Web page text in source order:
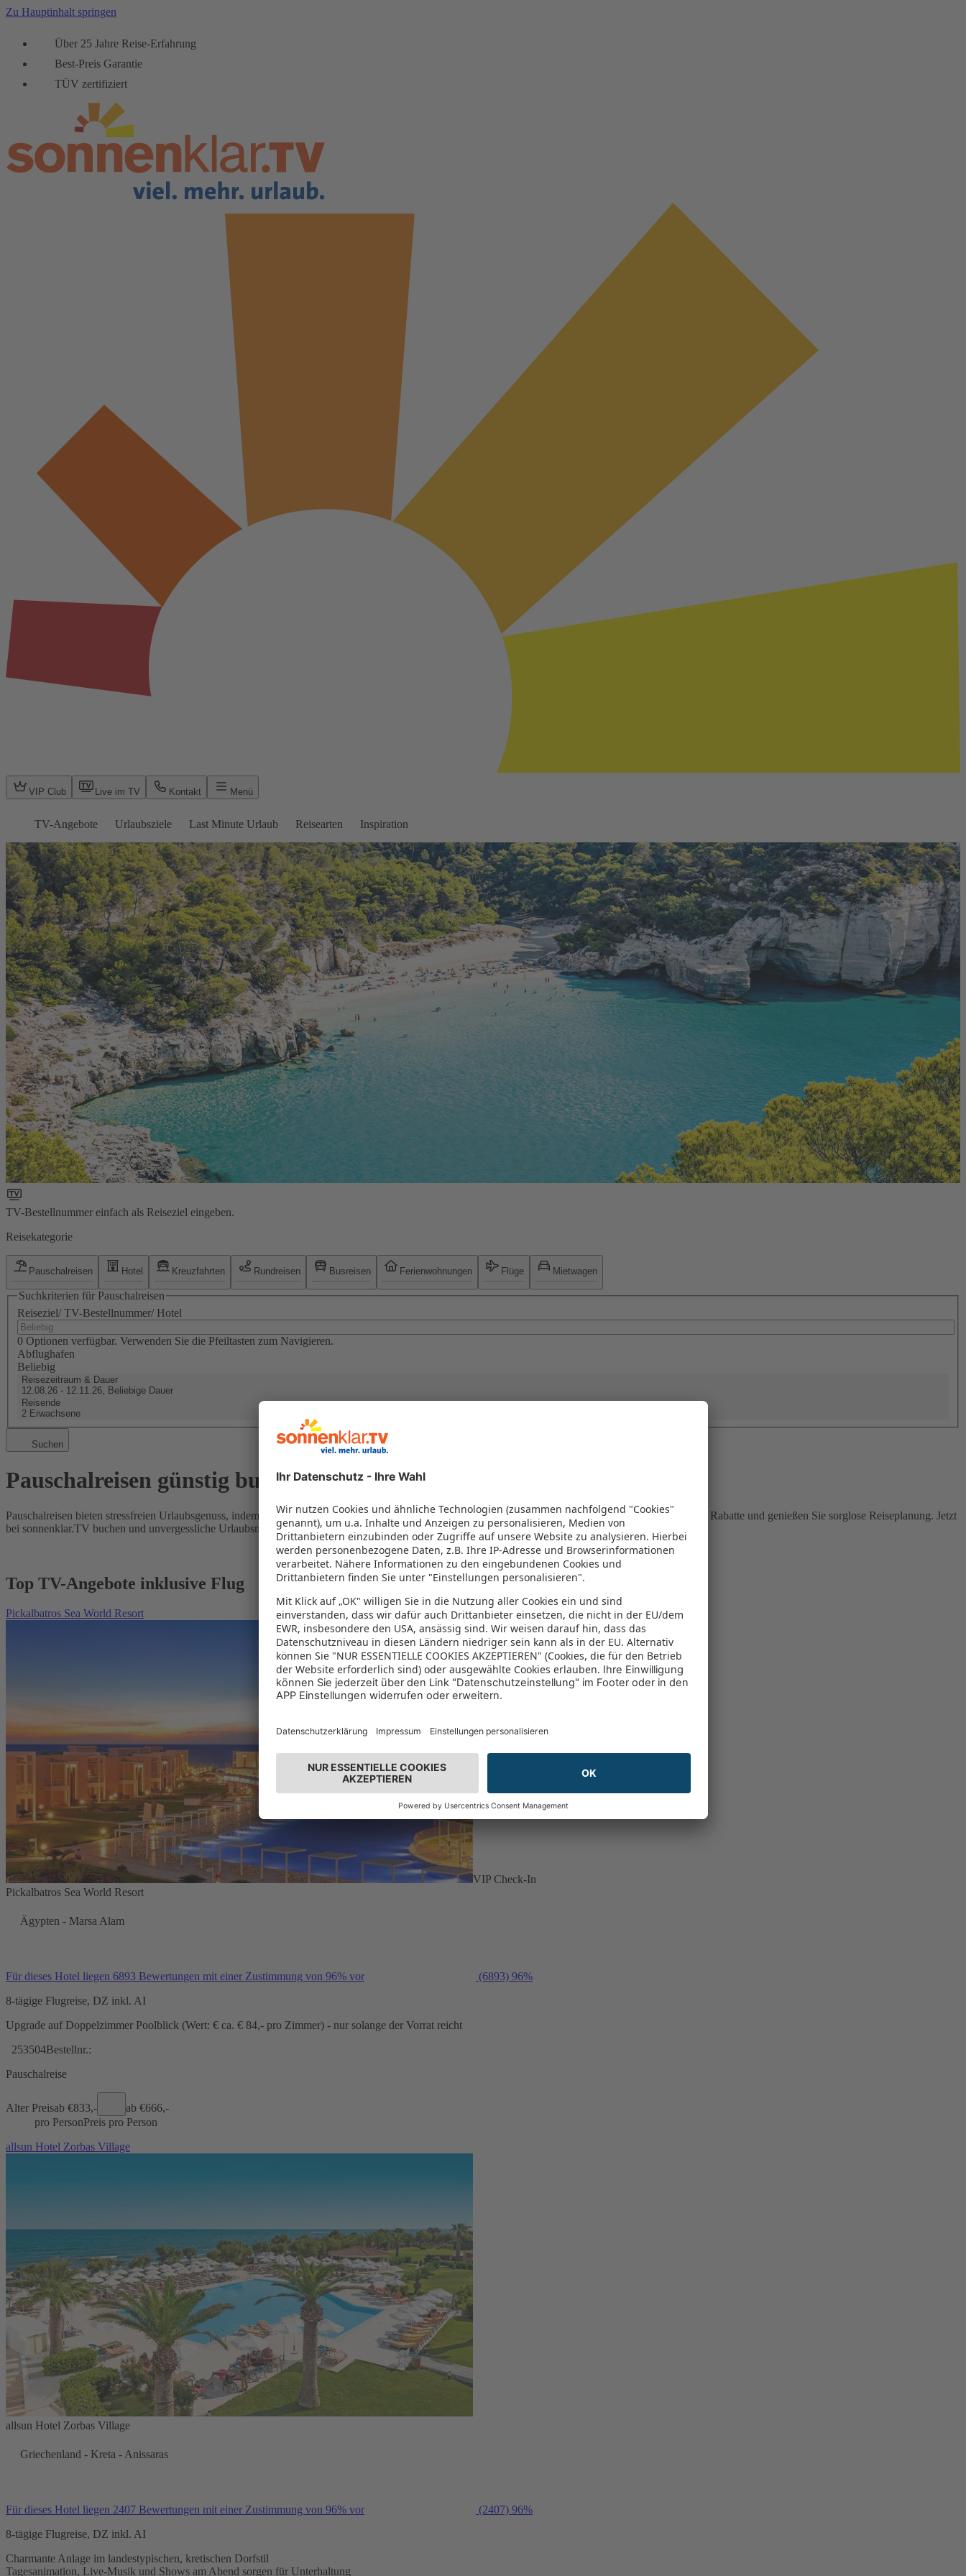
Zu Hauptinhalt springen
Über 25 Jahre Reise-Erfahrung
Best-Preis Garantie
TÜV zertifiziert
VIP Club Live im TV Kontakt Menü
TV-Angebote Urlaubsziele Last Minute Urlaub Reisearten Inspiration
TV-Bestellnummer einfach als Reiseziel eingeben.
Reisekategorie
Pauschalreisen Hotel Kreuzfahrten Rundreisen Busreisen Ferienwohnungen Flüge Mietwagen
Suchkriterien für Pauschalreisen
Reiseziel/ TV-Bestellnummer/ Hotel
0 Optionen verfügbar. Verwenden Sie die Pfeiltasten zum Navigieren.
Abflughafen
Beliebig
Reisezeitraum & Dauer
12.08.26 - 12.11.26, Beliebige Dauer
Reisende
2 Erwachsene
Suchen
Pauschalreisen günstig buchen
Pauschalreisen bieten stressfreien Urlaubsgenuss, indem Flug und Hotel in einem Paket kombiniert werden – das spart Zeit und Geld. Nutzen Sie attraktive Rabatte und genießen Sie sorglose Reiseplanung. Jetzt
bei sonnenklar.TV buchen und unvergessliche Urlaubsmomente erleben!
Top TV-Angebote inklusive Flug
Pickalbatros Sea World Resort
VIP Check-In
Pickalbatros Sea World Resort
Ägypten - Marsa Alam
Für dieses Hotel liegen 6893 Bewertungen mit einer Zustimmung von 96% vor (6893) 96%
8-tägige Flugreise, DZ inkl. AI
Upgrade auf Doppelzimmer Poolblick (Wert: € ca. € 84,- pro Zimmer) - nur solange der Vorrat reicht
253504Bestellnr.:
Pauschalreise
Alter Preisab €833,- ab €666,-
pro PersonPreis pro Person
allsun Hotel Zorbas Village
allsun Hotel Zorbas Village
Griechenland - Kreta - Anissaras
Für dieses Hotel liegen 2407 Bewertungen mit einer Zustimmung von 96% vor (2407) 96%
8-tägige Flugreise, DZ inkl. AI
Charmante Anlage im landestypischen, kretischen Dorfstil
Tagesanimation, Live-Musik und Shows am Abend sorgen für Unterhaltung